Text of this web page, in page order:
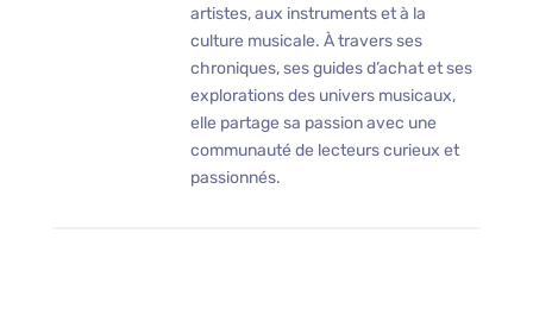
artistes, aux instruments et à la
culture musicale. À travers ses
chroniques, ses guides d’achat et ses
explorations des univers musicaux,
elle partage sa passion avec une
communauté de lecteurs curieux et
passionnés.